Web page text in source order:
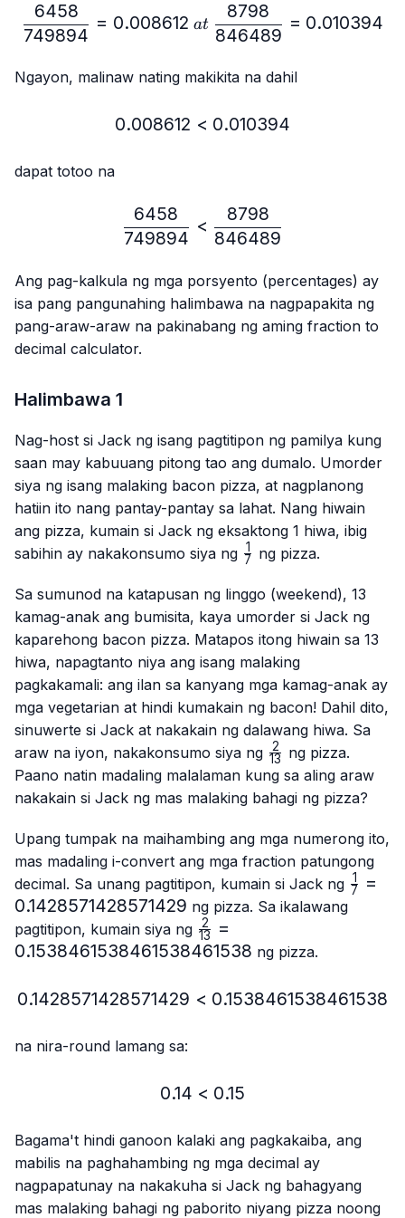
749894
6458
= 0.008612 at 846489
8798
= 0.010394
Ngayon, malinaw nating makikita na dahil
0.008612 < 0.010394
0.008612 < 0.010394
dapat totoo na
\frac{6458}{749894} <
749894
6458
<
846489
8798
Ang pag-kalkula ng mga porsyento (percentages) ay
isa pang pangunahing halimbawa na nagpapakita ng
pang-araw-araw na pakinabang ng aming fraction to
decimal calculator.
Halimbawa 1
Nag-host si Jack ng isang pagtitipon ng pamilya kung
saan may kabuuang pitong tao ang dumalo. Umorder
siya ng isang malaking bacon pizza, at nagplanong
hatiin ito nang pantay-pantay sa lahat. Nang hiwain
ang pizza, kumain si Jack ng eksaktong 1 hiwa, ibig
sabihin ay nakakonsumo siya ng \frac{1}
7
1 ng pizza.
Sa sumunod na katapusan ng linggo (weekend), 13
kamag-anak ang bumisita, kaya umorder si Jack ng
kaparehong bacon pizza. Matapos itong hiwain sa 13
hiwa, napagtanto niya ang isang malaking
pagkakamali: ang ilan sa kanyang mga kamag-anak ay
mga vegetarian at hindi kumakain ng bacon! Dahil dito,
sinuwerte si Jack at nakakain ng dalawang hiwa. Sa
araw na iyon, nakakonsumo siya ng \frac{2}
{13}
13
2
ng pizza.
Paano natin madaling malalaman kung sa aling araw
nakakain si Jack ng mas malaking bahagi ng pizza?
Upang tumpak na maihambing ang mga numerong ito,
mas madaling i-convert ang mga fraction patungong
decimal. Sa unang pagtitipon, kumain si Jack ng 7
1
=
0.1428571428571429 ng pizza. Sa ikalawang
pagtitipon, kumain siya ng \frac{2}
13
2
=
0.1538461538461538461538 ng pizza.
0.1428571428571429 <
0.1428571428571429 < 0.1538461538461538
na nira-round lamang sa:
0.14 < 0.15
0.14 < 0.15
Bagama't hindi ganoon kalaki ang pagkakaiba, ang
mabilis na paghahambing ng mga decimal ay
nagpapatunay na nakakuha si Jack ng bahagyang
mas malaking bahagi ng paborito niyang pizza noong